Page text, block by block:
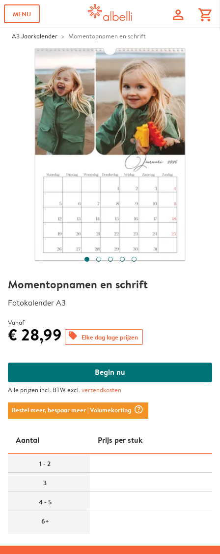
MENU profile shopping_cart
A3 Jaarkalender Momentopnamen en schrift
Momentopnamen en schrift
Fotokalender A3
Vanaf
€ 28,99 offers Elke dag lage prijzen
Begin nu
Alle prijzen incl. BTW excl.verzendkosten
Bestel meer, bespaar meer| Volumekorting question_mark_circle
Aantal Prijs per stuk
1 - 2
3
4 - 5
6+